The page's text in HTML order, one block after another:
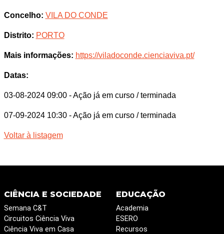
Concelho: VILA DO CONDE
Distrito: PORTO
Mais informações: https://viladoconde.cienciaviva.pt/
Datas:
03-08-2024 09:00 - Ação já em curso / terminada
07-09-2024 10:30 - Ação já em curso / terminada
Voltar à listagem
CIÊNCIA E SOCIEDADE
Semana C&T
Circuitos Ciência Viva
Ciência Viva em Casa
EDUCAÇÃO
Academia
ESERO
Recursos